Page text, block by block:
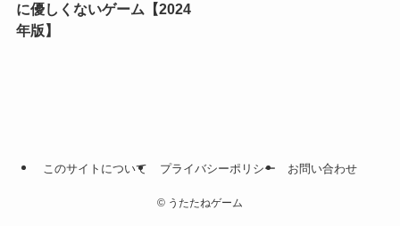
に優しくないゲーム【2024
年版】
このサイトについて プライバシーポリシー お問い合わせ
© うたたねゲーム